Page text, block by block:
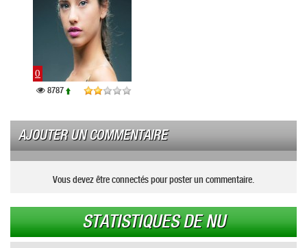
0
8787
AJOUTER UN COMMENTAIRE
Vous devez être connectés pour poster un commentaire.
STATISTIQUES DE NU